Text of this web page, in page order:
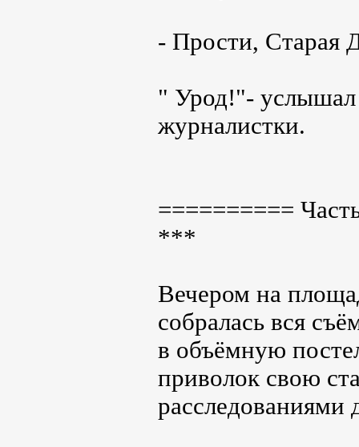
- Прости, Старая
" Урод!"- услышал
журналистки.
==========
***
Вечером на
собралась вся
в объёмную
приволок свою
расследованиями